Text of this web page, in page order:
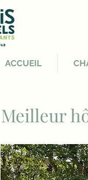
ACCUEIL
Meilleur